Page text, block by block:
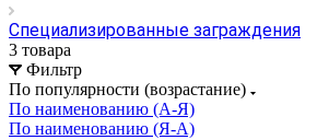
Специализированные заграждения
3 товара
Фильтр
По популярности (возрастание)
По наименованию (А-Я)
По наименованию (Я-А)